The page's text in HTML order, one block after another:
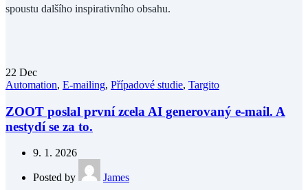
spoustu dalšího inspirativního obsahu.
22 Dec
Automation, E-mailing, Případové studie, Targito
ZOOT poslal první zcela AI generovaný e-mail. A
nestydí se za to.
9. 1. 2026
Posted by
James